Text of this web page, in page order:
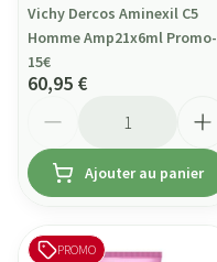
Vichy Dercos Aminexil C5
Homme Amp21x6ml Promo-
15€
60,95 €
Ajouter au panier
PROMO